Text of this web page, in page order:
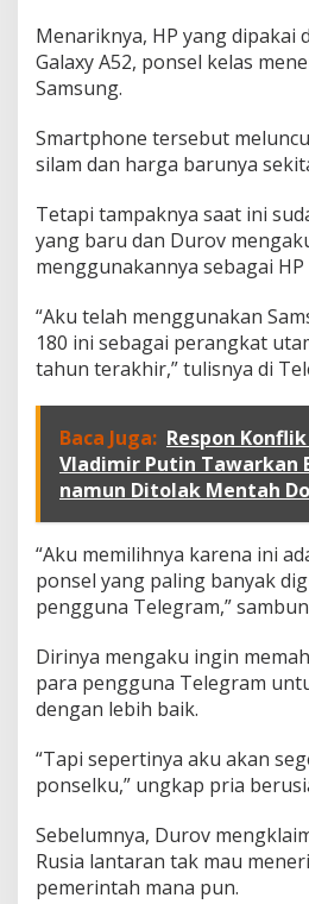
e
S
e
r
h
a
a
d
a
a
k
M
m
p
a
n
G
o
a
a
n
u
n
i
Menariknya, HP yang dipakai
Galaxy A52, ponsel kelas
Samsung.
Smartphone tersebut
silam dan harga barunya
Tetapi tampaknya saat ini
yang baru dan Durov
menggunakannya sebagai HP
“Aku telah menggunakan
180 ini sebagai perangkat
tahun terakhir,” tulisnya di
Baca Juga: Respon
Vladimir Putin Tawarkan
namun Ditolak Mentah
“Aku memilihnya karena ini
ponsel yang paling banyak
pengguna Telegram,”
Dirinya mengaku ingin
para pengguna Telegram
dengan lebih baik.
“Tapi sepertinya aku akan
ponselku,” ungkap pria
Sebelumnya, Durov
Rusia lantaran tak mau
pemerintah mana pun.